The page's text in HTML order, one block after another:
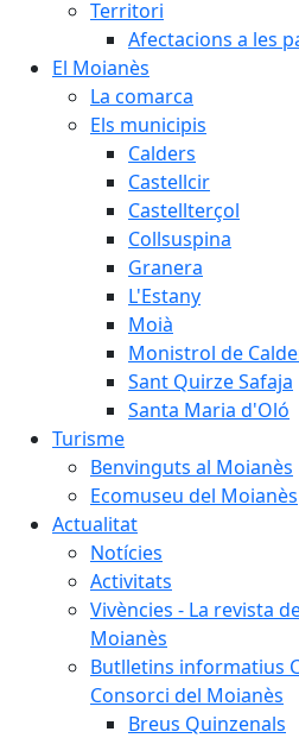
Territori
Afectacions a les
El Moianès
La comarca
Els municipis
Calders
Castellcir
Castellterçol
Collsuspina
Granera
L'Estany
Moià
Monistrol de
Sant Quirze Safaja
Santa Maria d'Oló
Turisme
Benvinguts al Moianès
Ecomuseu del Moianès
Actualitat
Notícies
Activitats
Vivències - La revista
Moianès
Butlletins informatius
Consorci del Moianès
Breus Quinzenals